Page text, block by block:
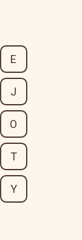
E
J
O
T
Y